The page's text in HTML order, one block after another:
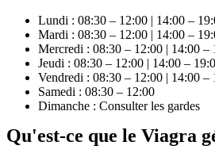
Lundi : 08:30 – 12:00 | 14:00 –
Mardi : 08:30 – 12:00 | 14:00 –
Mercredi : 08:30 – 12:00 | 14:00 –
Jeudi : 08:30 – 12:00 | 14:00 –
Vendredi : 08:30 – 12:00 | 14:00 –
Samedi : 08:30 – 12:00
Dimanche : Consulter les gardes
Qu'est-ce que le Viagra